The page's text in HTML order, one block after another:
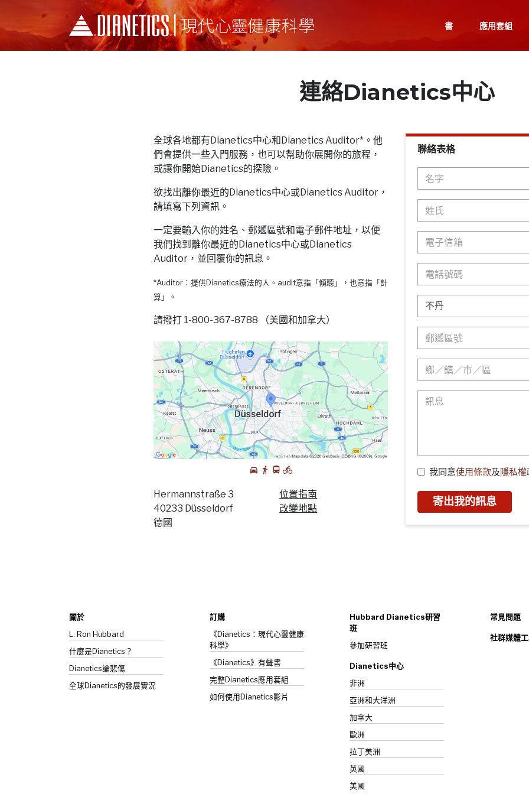
書 應用套組
連絡Dianetics中心
全球各地都有Dianetics中心和Dianetics Auditor*。他
們會提供一些入門服務，也可以幫助你展開你的旅程，
或讓你開始Dianetics的探險。
欲找出離你最近的Dianetics中心或Dianetics Auditor，
請填寫下列資訊。
一定要輸入你的姓名、郵遞區號和電子郵件地址，以便
我們找到離你最近的Dianetics中心或Dianetics
Auditor，並回覆你的訊息。
*Auditor：提供Dianetics療法的人。audit意指「傾聽」，也意指「計
算」。
請撥打 1-800-367-8788 （美國和加拿大）
Hermannstraße 3
40233 Düsseldorf
德國
位置指南
改變地點
聯絡表格
我同意使用條款及隱私權
寄出我的訊息
關於
L. Ron Hubbard
什麼是Dianetics？
Dianetics論悲傷
全球Dianetics的發展實況
訂購
《Dianetics：現代心靈健康
科學》
《Dianetics》有聲書
完整Dianetics應用套組
如何使用Dianetics影片
Hubbard Dianetics研習
班
參加研習班
Dianetics中心
非洲
亞洲和大洋洲
加拿大
歐洲
拉丁美洲
英國
美國
常見問題
社群媒體